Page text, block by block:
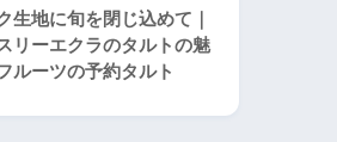
生地に旬を閉じ込めて｜
リーエクラのタルトの魅
ルーツの予約タルト